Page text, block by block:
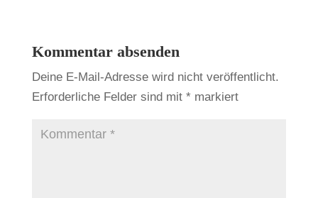
Kommentar absenden
Deine E-Mail-Adresse wird nicht veröffentlicht.
Erforderliche Felder sind mit *markiert